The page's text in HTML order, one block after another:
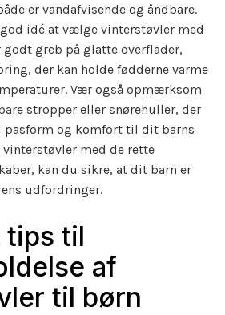
er vandafvisende og åndbare.
idé at vælge vinterstøvler med
godt greb på glatte overflader,
der kan holde fødderne varme
Vær også opmærksom
stropper eller snørehuller, der
pasform og komfort til dit barns
med de rette
kan du sikre, at dit barn er
udfordringer.
tips til
af
til børn